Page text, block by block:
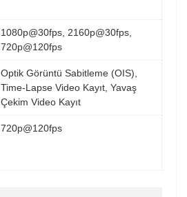
1080p@30fps, 2160p@30fps,
720p@120fps
Optik Görüntü Sabitleme (OIS),
Time-Lapse Video Kayıt, Yavaş
Çekim Video Kayıt
720p@120fps